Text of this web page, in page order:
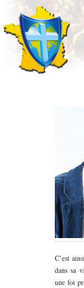
C’est
dans sa
une foi